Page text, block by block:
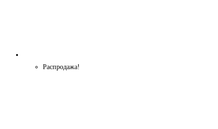
Распродажа!